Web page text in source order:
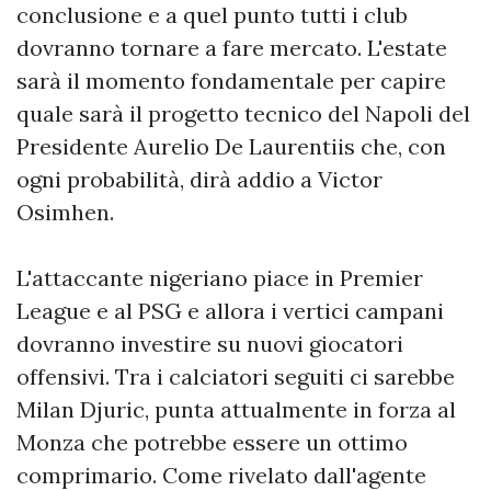
conclusione e a quel punto tutti i club
dovranno tornare a fare mercato. L'estate
sarà il momento fondamentale per capire
quale sarà il progetto tecnico del Napoli del
Presidente Aurelio De Laurentiis che, con
ogni probabilità, dirà addio a Victor
Osimhen.
L'attaccante nigeriano piace in Premier
League e al PSG e allora i vertici campani
dovranno investire su nuovi giocatori
offensivi. Tra i calciatori seguiti ci sarebbe
Milan Djuric, punta attualmente in forza al
Monza che potrebbe essere un ottimo
comprimario. Come rivelato dall'agente